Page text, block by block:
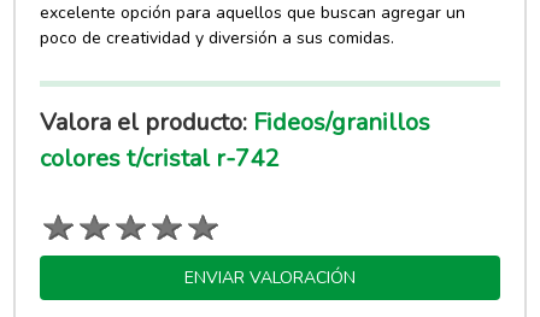
excelente opción para aquellos que buscan agregar un
poco de creatividad y diversión a sus comidas.
Valora el producto: Fideos/granillos
colores t/cristal r-742
ENVIAR VALORACIÓN